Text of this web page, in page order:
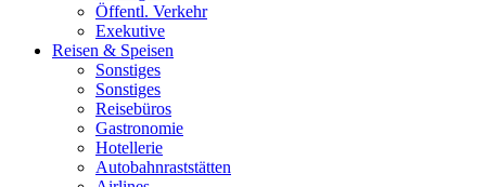
Öffentl. Verkehr
Exekutive
Reisen & Speisen
Sonstiges
Sonstiges
Reisebüros
Gastronomie
Hotellerie
Autobahnraststätten